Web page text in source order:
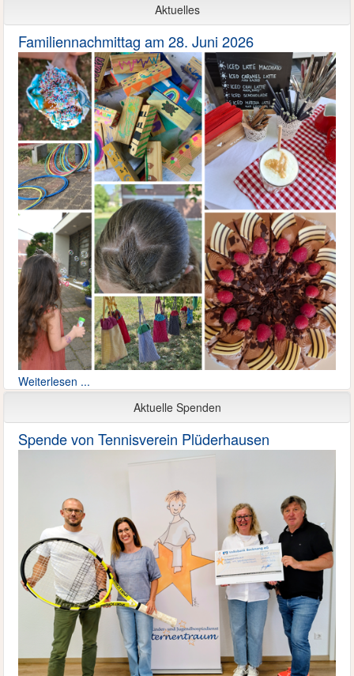
Aktuelles
Familiennachmittag am 28. Juni 2026
Weiterlesen ...
Aktuelle Spenden
Spende von Tennisverein Plüderhausen